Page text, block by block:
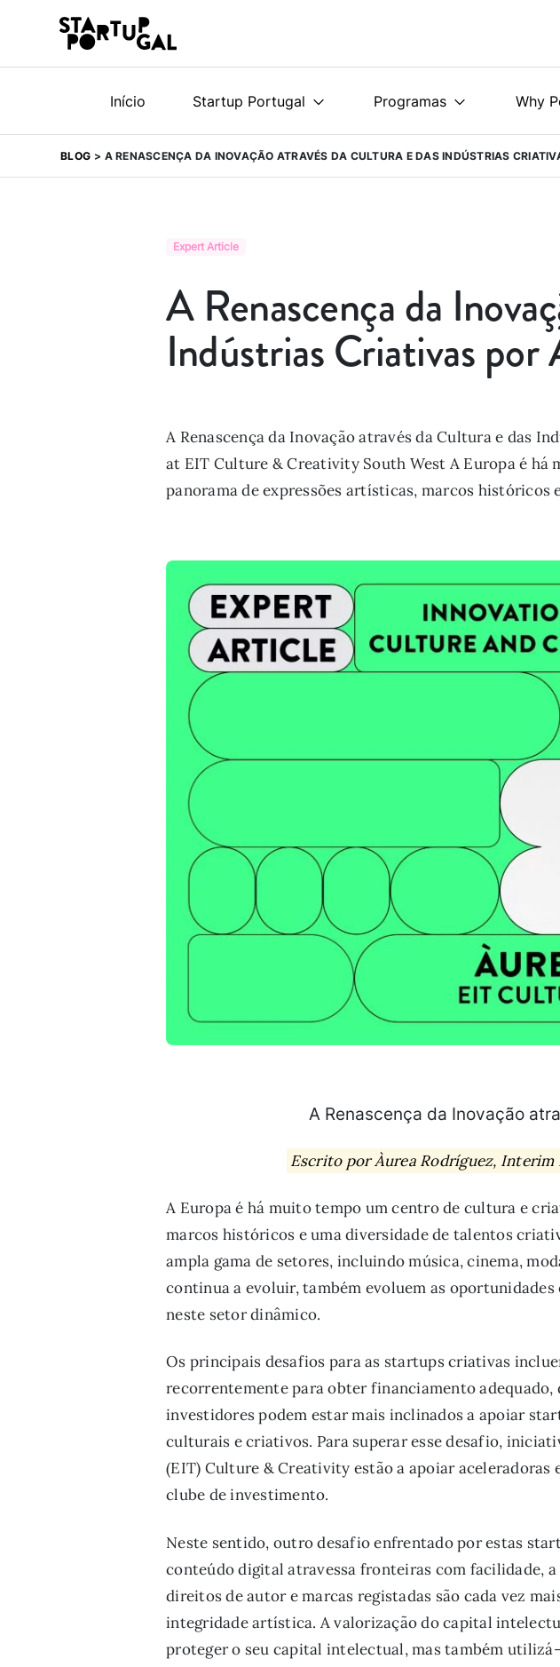
Início Startup Portugal Programas Why
BLOG A RENASCENÇA DA INOVAÇÃO ATRAVÉS DA CULTURA E DAS INDÚSTRIAS
Expert Article
A Renascença da
Indústrias Criativas por
A Renascença da Inovação através da Cultura e das
at EIT Culture & Creativity South West A Europa é
panorama de expressões artísticas, marcos históricos
A Renascença da Inovação
Escrito por Àurea Rodríguez,
A Europa é há muito tempo um centro de cultura e
marcos históricos e uma diversidade de talentos
ampla gama de setores, incluindo música, cinema,
continua a evoluir, também evoluem as
neste setor dinâmico.
Os principais desafios para as startups criativas
recorrentemente para obter financiamento
investidores podem estar mais inclinados a apoiar
culturais e criativos. Para superar esse desafio,
(EIT) Culture & Creativity estão a apoiar
clube de investimento.
Neste sentido, outro desafio enfrentado por estas
conteúdo digital atravessa fronteiras com facilidade,
direitos de autor e marcas registadas são cada vez
integridade artística. A valorização do capital
proteger o seu capital intelectual, mas também